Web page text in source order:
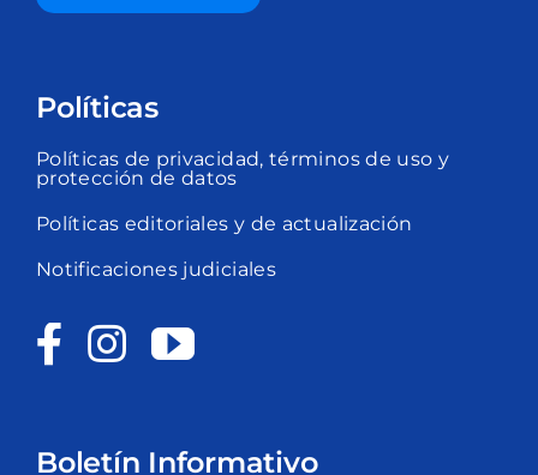
Políticas
Políticas de privacidad, términos de uso y
protección de datos
Políticas editoriales y de actualización
Notificaciones judiciales
Boletín Informativo